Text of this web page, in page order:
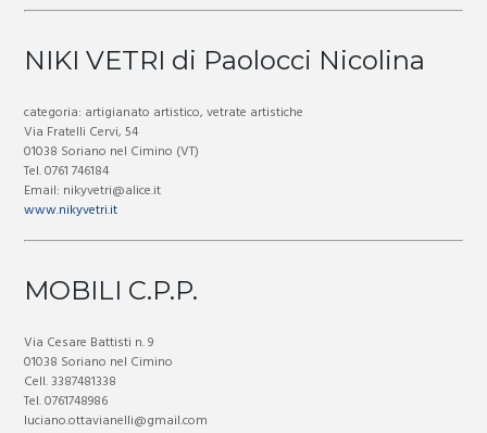
NIKI VETRI di Paolocci Nicolina
categoria: artigianato artistico, vetrate artistiche
Via Fratelli Cervi, 54
01038 Soriano nel Cimino (VT)
Tel. 0761 746184
Email: nikyvetri@alice.it
www.nikyvetri.it
MOBILI C.P.P.
Via Cesare Battisti n. 9
01038 Soriano nel Cimino
Cell. 3387481338
Tel. 0761748986
luciano.ottavianelli@gmail.com